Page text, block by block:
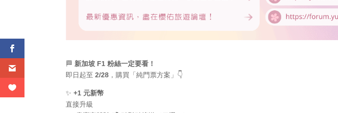
🏁 新加坡 F1 粉絲一定要看！
即日起至2/28 ，購買「純門票方案」👇
✨+1 元新幣
直接升級